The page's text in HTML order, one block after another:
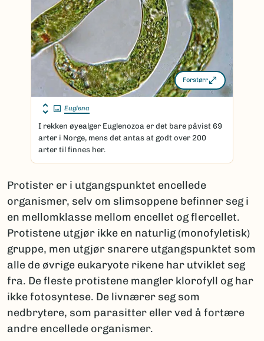
Forstørr
Euglena
I rekken øyealger Euglenozoa er det bare påvist 69
arter i Norge, mens det antas at godt over 200
arter til finnes her.
Protister er i utgangspunktet encellede
organismer, selv om slimsoppene befinner seg i
en mellomklasse mellom encellet og flercellet.
Protistene utgjør ikke en naturlig (monofyletisk)
gruppe, men utgjør snarere utgangspunktet som
alle de øvrige eukaryote rikene har utviklet seg
fra. De fleste protistene mangler klorofyll og har
ikke fotosyntese. De livnærer seg som
nedbrytere, som parasitter eller ved å fortære
andre encellede organismer.